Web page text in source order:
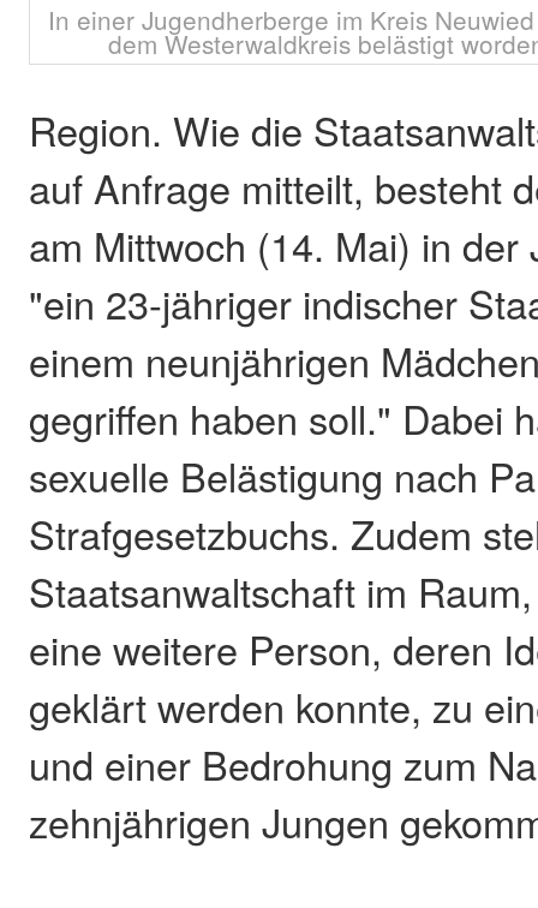
In einer Jugendherberge im Kreis
dem Westerwaldkreis belästigt
Region. Wie die
auf Anfrage mitteilt, besteht
am Mittwoch (14. Mai) in der
"ein 23-jähriger indischer
einem neunjährigen
gegriffen haben soll." Dabei
sexuelle Belästigung nach
Strafgesetzbuchs. Zudem
Staatsanwaltschaft im
eine weitere Person, deren
geklärt werden konnte, zu
und einer Bedrohung zum
zehnjährigen Jungen